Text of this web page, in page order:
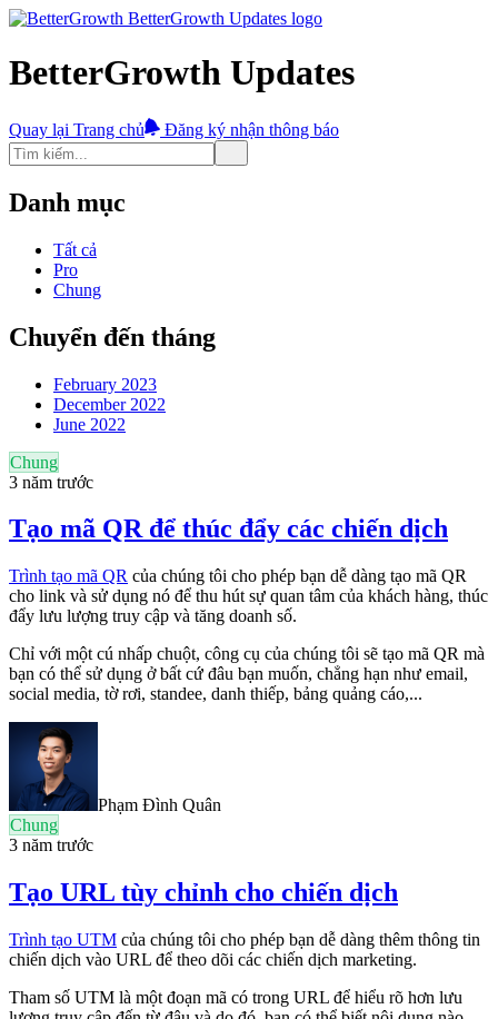
BetterGrowth Updates
Quay lại Trang chủ Đăng ký nhận thông báo
Danh mục
Tất cả
Pro
Chung
Chuyển đến tháng
February 2023
December 2022
June 2022
Chung
3 năm trước
Tạo mã QR để thúc đẩy các chiến dịch
Trình tạo mã QR của chúng tôi cho phép bạn dễ dàng tạo mã QR
cho link và sử dụng nó để thu hút sự quan tâm của khách hàng, thúc
đẩy lưu lượng truy cập và tăng doanh số.
Chỉ với một cú nhấp chuột, công cụ của chúng tôi sẽ tạo mã QR mà
bạn có thể sử dụng ở bất cứ đâu bạn muốn, chẳng hạn như email,
social media, tờ rơi, standee, danh thiếp, bảng quảng cáo,...
Phạm Đình Quân
Chung
3 năm trước
Tạo URL tùy chỉnh cho chiến dịch
Trình tạo UTM của chúng tôi cho phép bạn dễ dàng thêm thông tin
chiến dịch vào URL để theo dõi các chiến dịch marketing.
Tham số UTM là một đoạn mã có trong URL để hiểu rõ hơn lưu